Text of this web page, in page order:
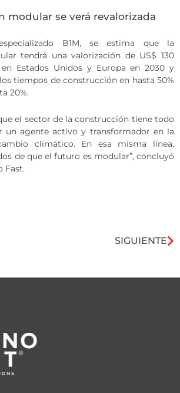
modular se verá revalorizada
B1M, se estima que la
tendrá una valorización de US$ 130
Estados Unidos y Europa en 2030 y
tiempos de construcción en hasta 50%
20%.
el sector de la construcción tiene todo
un agente activo y transformador en la
climático. En esa misma línea,
de que el futuro es modular”, concluyó
Fast.
SIGUIENTE